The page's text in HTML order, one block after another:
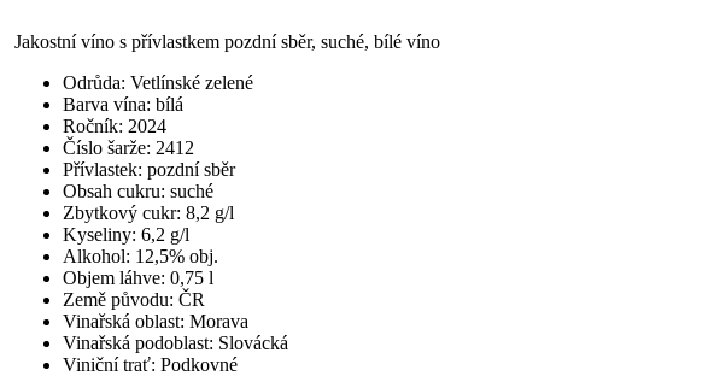
Jakostní víno s přívlastkem pozdní sběr, suché, bílé víno
Odrůda: Vetlínské zelené
Barva vína: bílá
Ročník: 2024
Číslo šarže: 2412
Přívlastek: pozdní sběr
Obsah cukru: suché
Zbytkový cukr: 8,2 g/l
Kyseliny: 6,2 g/l
Alkohol: 12,5% obj.
Objem láhve: 0,75 l
Země původu: ČR
Vinařská oblast: Morava
Vinařská podoblast: Slovácká
Viniční trať: Podkovné